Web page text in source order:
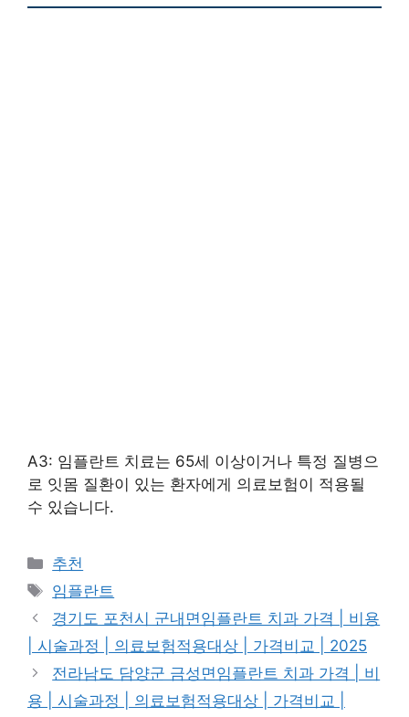
A3: 임플란트 치료는 65세 이상이거나 특정 질병으
로 잇몸 질환이 있는 환자에게 의료보험이 적용될
수 있습니다.
카
테
고
리
추천
태
그
임플란트
경기도 포천시 군내면임플란트 치과 가격 | 비용
| 시술과정 | 의료보험적용대상 | 가격비교 | 2025
전라남도 담양군 금성면임플란트 치과 가격 | 비
용 | 시술과정 | 의료보험적용대상 | 가격비교 |